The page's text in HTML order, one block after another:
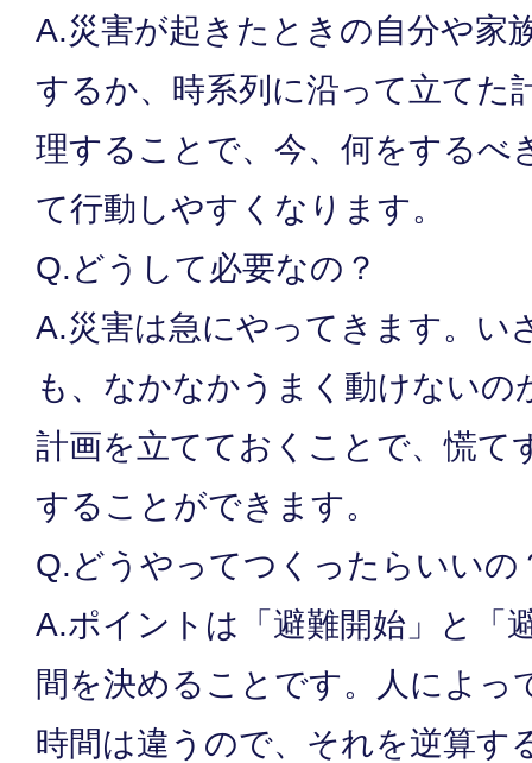
A.災害が起きたときの自分や家
するか、時系列に沿って立てた
理することで、今、何をするべ
て行動しやすくなります。
Q.どうして必要なの？
A.災害は急にやってきます。い
も、なかなかうまく動けないの
計画を立てておくことで、慌て
することができます。
Q.どうやってつくったらいいの
A.ポイントは「避難開始」と「
間を決めることです。人によっ
時間は違うので、それを逆算す